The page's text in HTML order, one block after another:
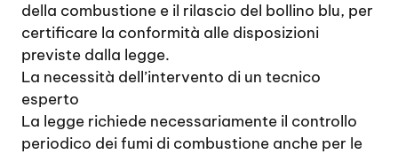
della combustione e il rilascio del bollino blu, per
certificare la conformità alle disposizioni
previste dalla legge.
La necessità dell’intervento di un tecnico
esperto
La legge richiede necessariamente il controllo
periodico dei fumi di combustione anche per le